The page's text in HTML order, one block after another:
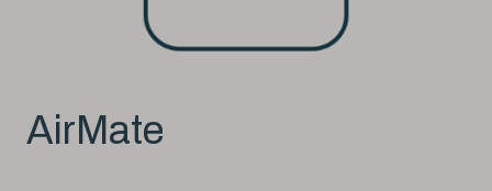
AirMate